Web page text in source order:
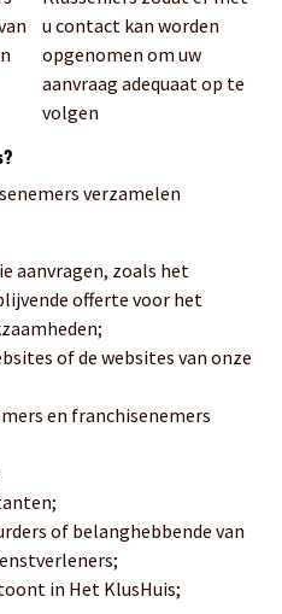
u contact kan worden
opgenomen om uw
aanvraag adequaat op te
volgen
verzamelen
aanvragen, zoals het
offerte voor het
of de websites van onze
en franchisenemers
of belanghebbende van
in Het KlusHuis;